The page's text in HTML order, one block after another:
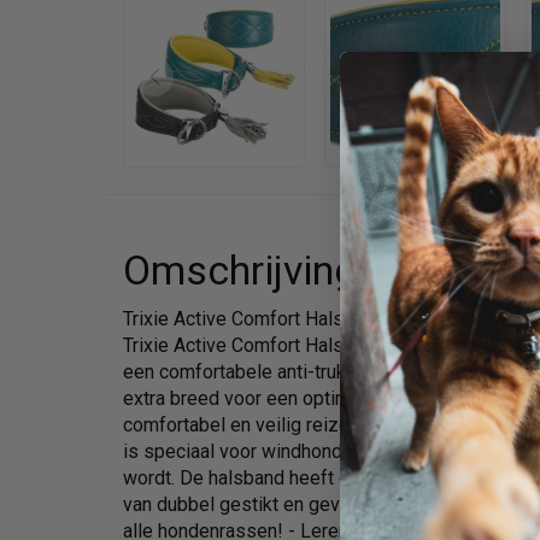
Omschrijving
Trixie Active Comfort Halsband Voor
Trixie Active Comfort Halsband Voor
een comfortabele anti-truk halsband speciaal
extra breed voor een optimale drukverdeling. Elke
comfortabel en veilig reizen met deze mooie
is speciaal voor windhonden en extra breed,
wordt. De halsband heeft een anti-touwfunctie.
van dubbel gestikt en gevoerd leer, is hij uiterst
alle hondenrassen! - Leren halsband- Dubbel